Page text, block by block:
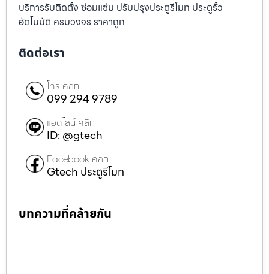
บริการรับติดตั้ง ซ่อมแซ่ม ปรับปรุงประตูรีโมท ประตูรั้ว
อัตโนมัติ ครบวงจร ราคาถูก
ติดต่อเรา
โทร คลิก
099 294 9789
แอดไลน์ คลิก
ID: @gtech
Facebook คลิก
Gtech ประตูรีโมท
บทความที่คล้ายกัน